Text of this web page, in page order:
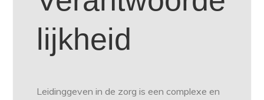
lijkheid
Leidinggeven in de zorg is een complexe en